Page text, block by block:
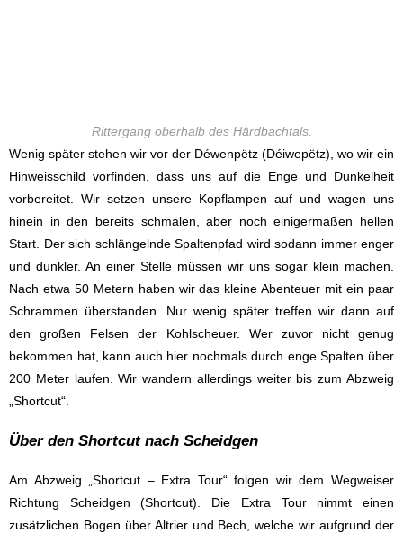
Rittergang oberhalb des Härdbachtals.
Wenig später stehen wir vor der Déwenpëtz (Déiwepëtz), wo wir ein
Hinweisschild vorfinden, dass uns auf die Enge und Dunkelheit
vorbereitet. Wir setzen unsere Kopflampen auf und wagen uns
hinein in den bereits schmalen, aber noch einigermaßen hellen
Start. Der sich schlängelnde Spaltenpfad wird sodann immer enger
und dunkler. An einer Stelle müssen wir uns sogar klein machen.
Nach etwa 50 Metern haben wir das kleine Abenteuer mit ein paar
Schrammen überstanden. Nur wenig später treffen wir dann auf
den großen Felsen der Kohlscheuer. Wer zuvor nicht genug
bekommen hat, kann auch hier nochmals durch enge Spalten über
200 Meter laufen. Wir wandern allerdings weiter bis zum Abzweig
„Shortcut“.
Über den Shortcut nach Scheidgen
Am Abzweig „Shortcut – Extra Tour“ folgen wir dem Wegweiser
Richtung Scheidgen (Shortcut). Die Extra Tour nimmt einen
zusätzlichen Bogen über Altrier und Bech, welche wir aufgrund der